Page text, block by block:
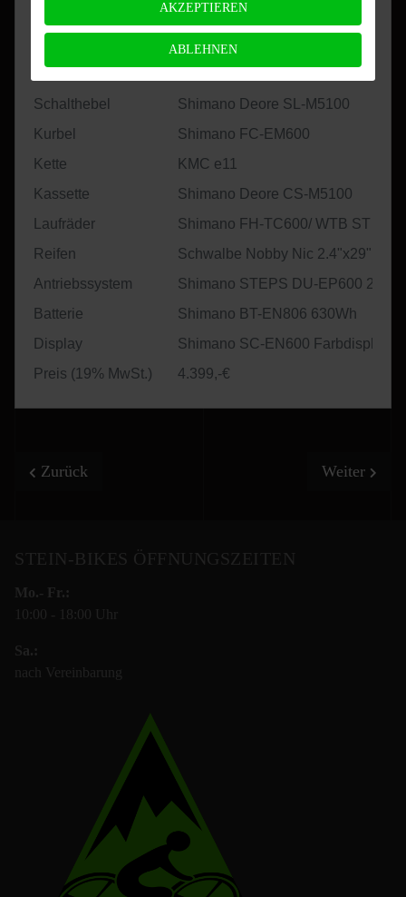
Selle Italia Model Y
Shimano Deore BR-M4100
Schalthebel
Shimano Deore SL-M5100
Kurbel
Shimano FC-EM600
Kette
KMC e11
Kassette
Shimano Deore CS-M5100
Laufräder
Shimano FH-TC600/ WTB ST
Reifen
Schwalbe Nobby Nic 2.4"x29",
Antriebssystem
Shimano STEPS DU-EP600
Batterie
Shimano BT-EN806 630Wh
Display
Shimano SC-EN600 Farbdisplay
Preis (19% MwSt.)
4.399,-€
Vorheriger Beitrag: Mauna Loa STEPS CB
Zurück Nächster
Weiter
STEIN-BIKES ÖFFNUNGSZEITEN
Mo.- Fr.:
10:00 - 18:00 Uhr
Sa.:
nach Vereinbarung
AKZEPTIEREN
ABLEHNEN